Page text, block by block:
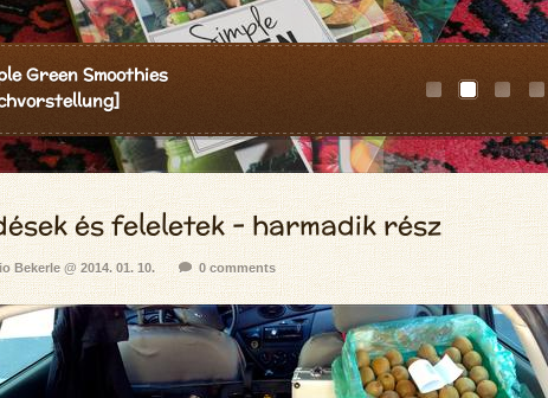
Green Smoothies
és feleletek - harmadik rész
Bekerle @ 2014. 01. 10. 0 comments